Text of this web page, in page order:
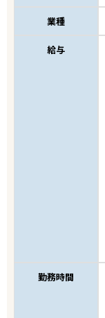
業種
給与
勤務時間